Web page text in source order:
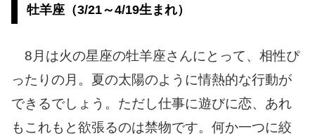
牡羊座（3/21～4/19生まれ）
8月は火の星座の牡羊座さんにとって、相性ぴ
ったりの月。夏の太陽のように情熱的な行動が
できるでしょう。ただし仕事に遊びに恋、あれ
もこれもと欲張るのは禁物です。何か一つに絞